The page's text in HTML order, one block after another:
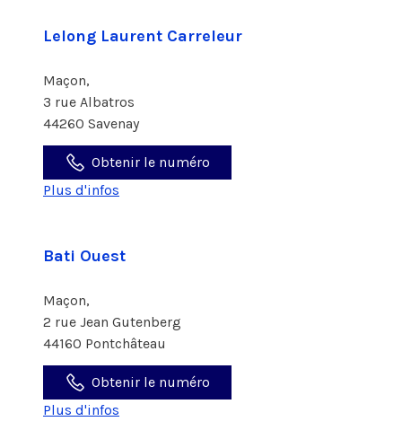
Lelong Laurent Carreleur
Maçon,
3 rue Albatros
44260 Savenay
Obtenir le numéro
Plus d'infos
Bati Ouest
Maçon,
2 rue Jean Gutenberg
44160 Pontchâteau
Obtenir le numéro
Plus d'infos